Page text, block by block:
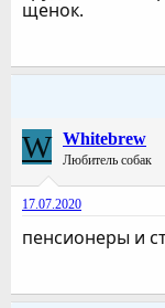
щенок.
W Whitebrew
Любитель собак
17.07.2020
пенсионеры и